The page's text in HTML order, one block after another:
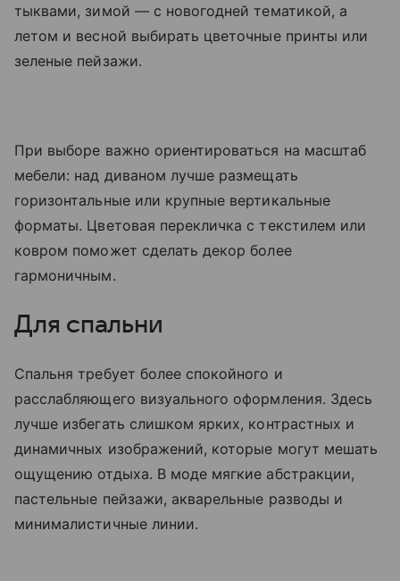
тыквами, зимой — с новогодней тематикой, а
летом и весной выбирать цветочные принты или
зеленые пейзажи.
При выборе важно ориентироваться на масштаб
мебели: над диваном лучше размещать
горизонтальные или крупные вертикальные
форматы. Цветовая перекличка с текстилем или
ковром поможет сделать декор более
гармоничным.
Для спальни
Спальня требует более спокойного и
расслабляющего визуального оформления. Здесь
лучше избегать слишком ярких, контрастных и
динамичных изображений, которые могут мешать
ощущению отдыха. В моде мягкие абстракции,
пастельные пейзажи, акварельные разводы и
минималистичные линии.